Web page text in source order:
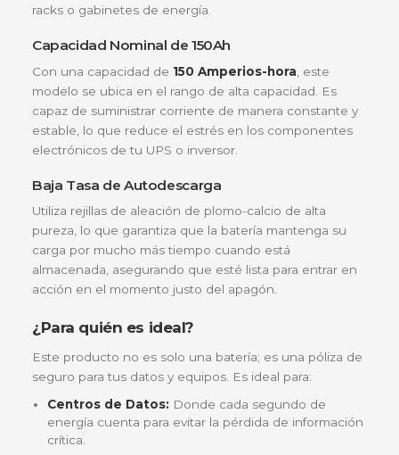
de alta resistencia que soportan vibraciones y
geografía.
Eco-Friendly:Su diseño permite una alta tasa
reciclabilidad al finalizar su vida útil, apoyando
políticas de sostenibilidad de tu empresa.
Tecnología VRLA (Valve Regulated Lead
Esta batería utiliza la tecnología de plomo-ácido
regulada por válvula, lo que significa que el
está inmovilizado. Esto permite que la batería sea
riesgo de derrames, optimizando el espacio en tus
racks o gabinetes de energía.
Capacidad Nominal de 150Ah
Con una capacidad de150 Amperios-hora, este
modelo se ubica en el rango de alta capacidad. Es